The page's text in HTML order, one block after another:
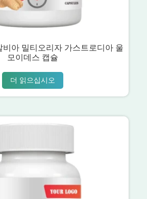
비아 밀티오리자 가스트로디아 울
모이데스 캡슐
더 읽으십시오